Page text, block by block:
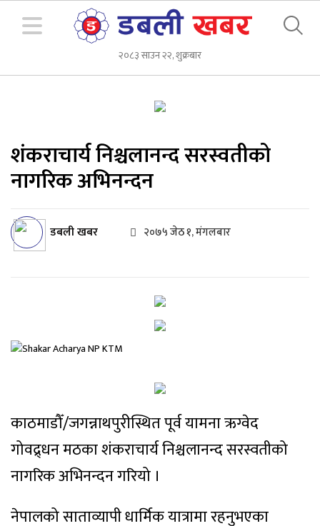
२०८३ साउन २२, शुक्रबार
शंकराचार्य निश्चलानन्द सरस्वतीको
नागरिक अभिनन्दन
डबली खबर २०७५ जेठ १, मंगलबार
काठमाडौँ/जगन्नाथपुरीस्थित पूर्व यामना ऋग्वेद
गोवद्र्धन मठका शंकराचार्य निश्चलानन्द सरस्वतीको
नागरिक अभिनन्दन गरियो ।
नेपालको साताव्यापी धार्मिक यात्रामा रहनुभएका